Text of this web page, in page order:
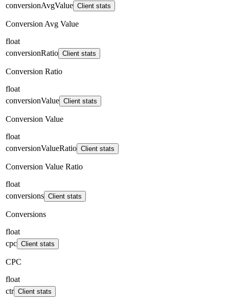
conversionAvgValue Client stats
Conversion Avg Value
float
conversionRatio Client stats
Conversion Ratio
float
conversionValue Client stats
Conversion Value
float
conversionValueRatio Client stats
Conversion Value Ratio
float
conversions Client stats
Conversions
float
cpc Client stats
CPC
float
ctr Client stats